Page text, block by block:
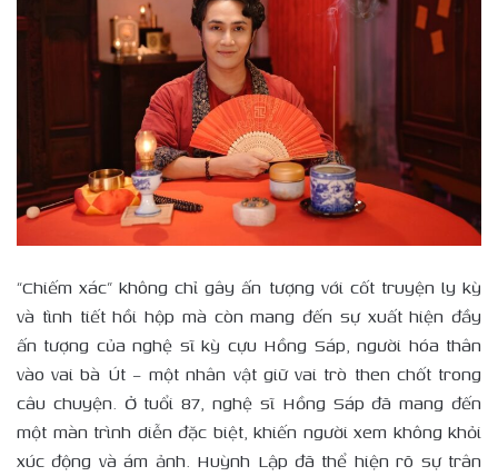
“Chiếm xác” không chỉ gây ấn tượng với cốt truyện ly kỳ
và tình tiết hồi hộp mà còn mang đến sự xuất hiện đầy
ấn tượng của nghệ sĩ kỳ cựu Hồng Sáp, người hóa thân
vào vai bà Út – một nhân vật giữ vai trò then chốt trong
câu chuyện. Ở tuổi 87, nghệ sĩ Hồng Sáp đã mang đến
một màn trình diễn đặc biệt, khiến người xem không khỏi
xúc động và ám ảnh. Huỳnh Lập đã thể hiện rõ sự trân